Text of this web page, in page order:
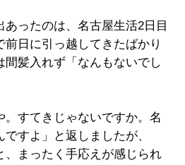
ったのは、名古屋生活2日目
日に引っ越してきたばかり
間髪入れず「なんもないでし
すてきじゃないですか。名
すよ」と返しましたが、
、まったく手応えが感じられ